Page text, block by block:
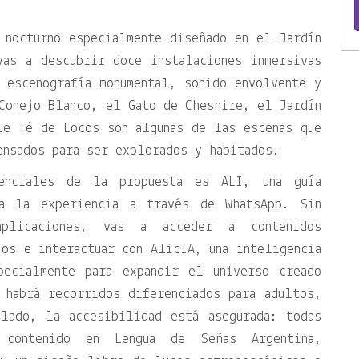
especialmente diseñado en el Jardín
a descubrir doce instalaciones inmersivas
monumental, sonido envolvente y
Blanco, el Gato de Cheshire, el Jardín
de Locos son algunas de las escenas que
para ser explorados y habitados.
de la propuesta es ALI, una guía
la experiencia a través de WhatsApp. Sin
vas a acceder a contenidos
e interactuar con AlicIA, una inteligencia
para expandir el universo creado
recorridos diferenciados para adultos,
la accesibilidad está asegurada: todas
en Lengua de Señas Argentina,